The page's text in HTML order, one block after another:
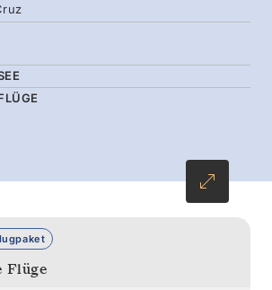
werfen Sie Ihre Postkarte in
Post Officer Bay ein. Santa
Highlight des Archipels –
Galapagos-
Flüge